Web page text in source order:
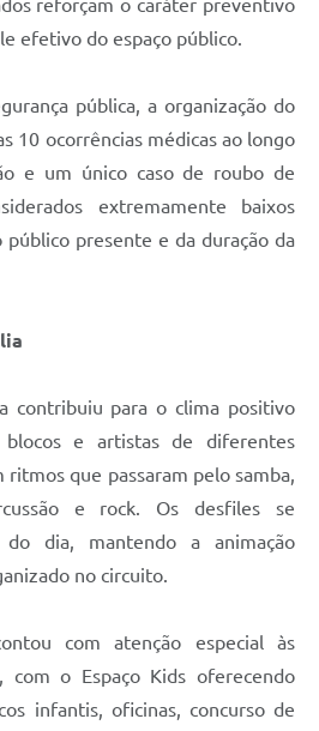
efetivo do espaço público.
pública, a organização do
10 ocorrências médicas ao longo
e um único caso de roubo de
extremamente baixos
presente e da duração da
contribuiu para o clima positivo
e artistas de diferentes
que passaram pelo samba,
e rock. Os desfiles se
dia, mantendo a animação
no circuito.
com atenção especial às
com o Espaço Kids oferecendo
infantis, oficinas, concurso de